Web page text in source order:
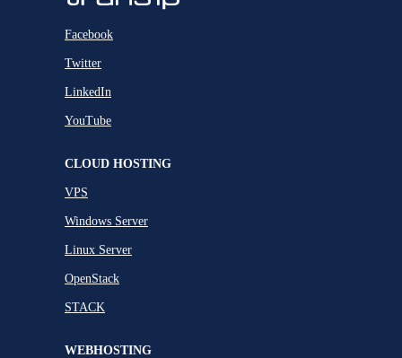
Facebook
Twitter
LinkedIn
YouTube
CLOUD HOSTING
VPS
Windows Server
Linux Server
OpenStack
STACK
WEBHOSTING